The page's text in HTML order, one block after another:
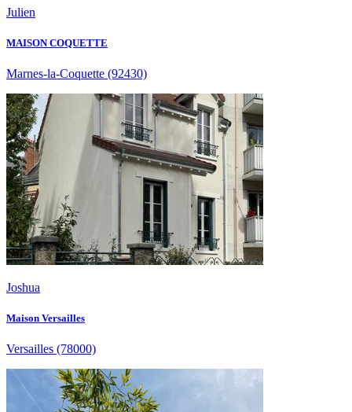
Julien
MAISON COQUETTE
Marnes-la-Coquette (92430)
Joshua
Maison Versailles
Versailles (78000)